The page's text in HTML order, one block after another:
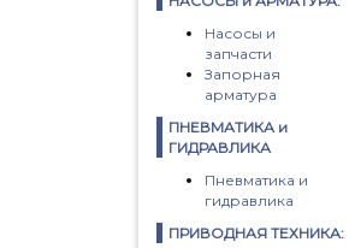
Насосы и
запчасти
Запорная
арматура
ПНЕВМАТИКА и
ГИДРАВЛИКА
Пневматика и
гидравлика
ПРИВОДНАЯ ТЕХНИКА: